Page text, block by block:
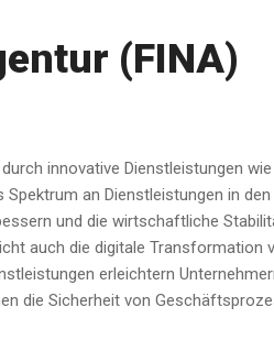
(FINA)
innovative Dienstleistungen
an Dienstleistungen in den
und die wirtschaftliche
auch die digitale Transformation
erleichtern
die Sicherheit von